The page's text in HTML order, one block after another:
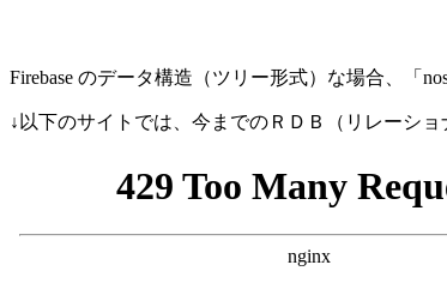
Firebase のデータ構造（ツリー形式）な場合、「
↓以下のサイトでは、今までのＲＤＢ（リレーシ